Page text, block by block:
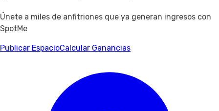
Únete a miles de anfitriones que ya generan ingresos con
SpotMe
Publicar EspacioCalcular Ganancias